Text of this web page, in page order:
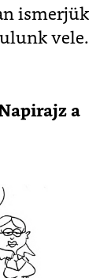
ismerjük
vele.
a